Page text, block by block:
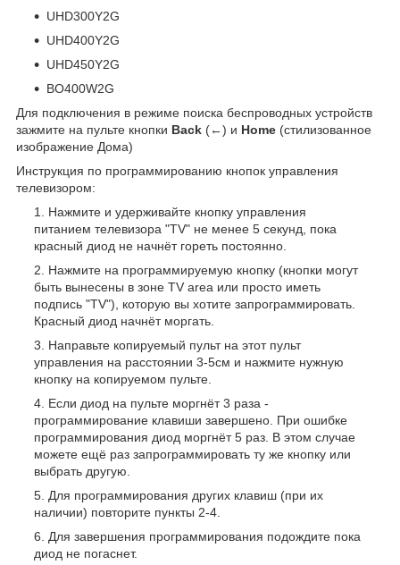
UHD300Y2G
UHD400Y2G
UHD450Y2G
BO400W2G
Для подключения в режиме поиска беспроводных устройств
зажмите на пульте кнопки Back (←) и Home (стилизованное
изображение Дома)
Инструкция по программированию кнопок управления
телевизором:
Нажмите и удерживайте кнопку управления
питанием телевизора "TV" не менее 5 секунд, пока
красный диод не начнёт гореть постоянно.
Нажмите на программируемую кнопку (кнопки могут
быть вынесены в зоне TV area или просто иметь
подпись "TV"), которую вы хотите запрограммировать.
Красный диод начнёт моргать.
Направьте копируемый пульт на этот пульт
управления на расстоянии 3-5см и нажмите нужную
кнопку на копируемом пульте.
Если диод на пульте моргнёт 3 раза -
программирование клавиши завершено. При ошибке
программирования диод моргнёт 5 раз. В этом случае
можете ещё раз запрограммировать ту же кнопку или
выбрать другую.
Для программирования других клавиш (при их
наличии) повторите пункты 2-4.
Для завершения программирования подождите пока
диод не погаснет.